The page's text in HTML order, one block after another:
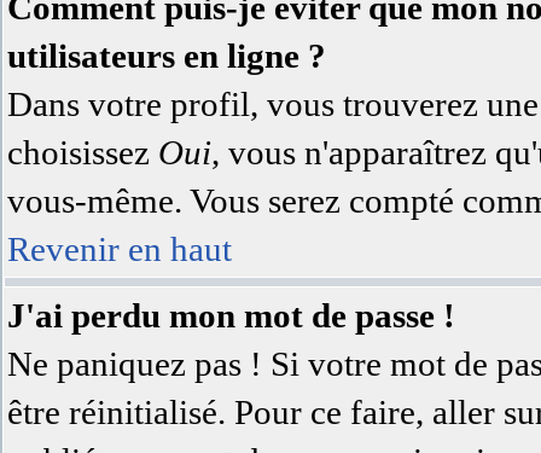
utilisateurs en ligne ?
Dans votre profil, vous trouverez
choisissez Oui, vous n'apparaîtrez
vous-même. Vous serez compté
Revenir en haut
J'ai perdu mon mot de passe !
Ne paniquez pas ! Si votre mot de
être réinitialisé. Pour ce faire, aller